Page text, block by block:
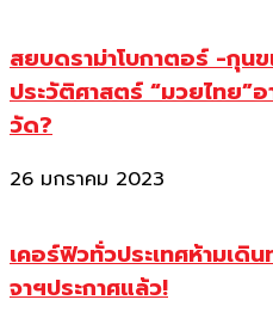
สยบดราม่าโบกาตอร์ -กุน
ประวัติศาสตร์ “มวยไทย”
วัด?
26 มกราคม 2023
เคอร์ฟิวทั่วประเทศห้ามเดิ
จาฯประกาศแล้ว!